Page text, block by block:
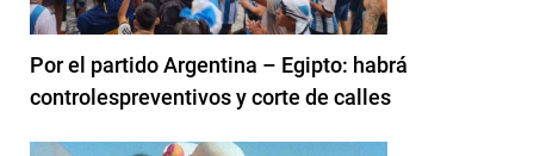
Por el partido Argentina – Egipto: habrá
controlespreventivos y corte de calles